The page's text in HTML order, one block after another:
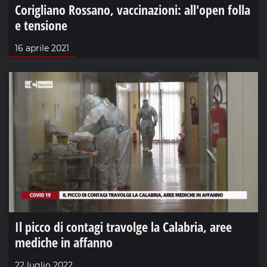
Corigliano Rossano, vaccinazioni: all'open folla
e tensione
16 aprile 2021
Il picco di contagi travolge la Calabria, aree
mediche in affanno